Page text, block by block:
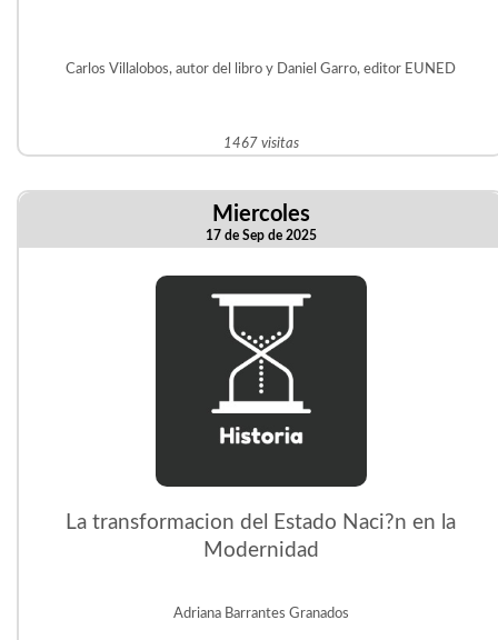
Carlos Villalobos, autor del libro y Daniel Garro, editor EUNED
1467 visitas
Miercoles
17 de Sep de 2025
La transformacion del Estado Naci?n en la
Modernidad
Adriana Barrantes Granados